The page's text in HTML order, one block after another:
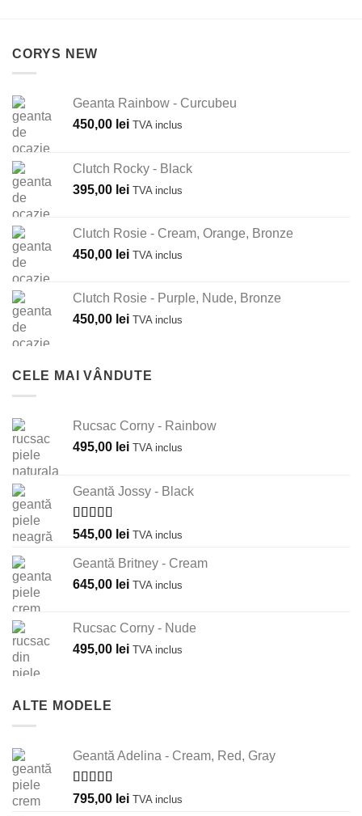
CORYS NEW
Geanta Rainbow - Curcubeu
450,00 lei TVA inclus
Clutch Rocky - Black
395,00 lei TVA inclus
Clutch Rosie - Cream, Orange, Bronze
450,00 lei TVA inclus
Clutch Rosie - Purple, Nude, Bronze
450,00 lei TVA inclus
CELE MAI VÂNDUTE
Rucsac Corny - Rainbow
495,00 lei TVA inclus
Geantă Jossy - Black
Evaluat la
din 5
545,00 lei TVA inclus
Geantă Britney - Cream
645,00 lei TVA inclus
Rucsac Corny - Nude
495,00 lei TVA inclus
ALTE MODELE
Geantă Adelina - Cream, Red, Gray
Evaluat la
din 5
795,00 lei TVA inclus